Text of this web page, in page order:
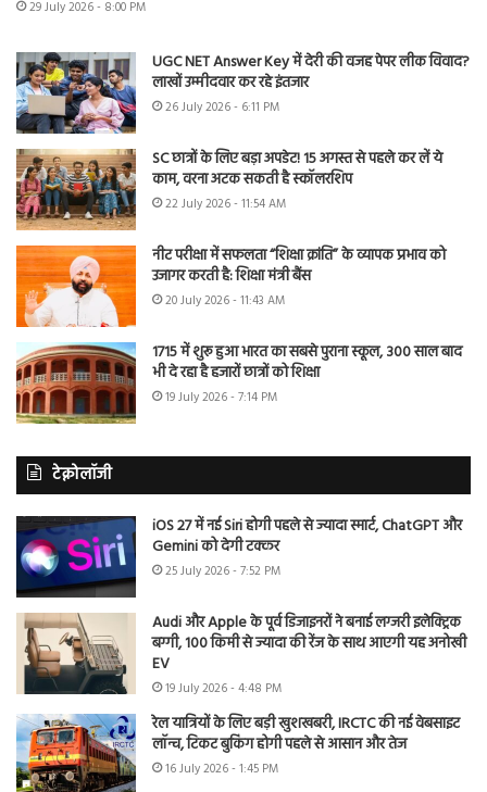
29 July 2026 - 8:00 PM
UGC NET Answer Key में देरी की वजह पेपर लीक विवाद?
लाखों उम्मीदवार कर रहे इंतजार
26 July 2026 - 6:11 PM
SC छात्रों के लिए बड़ा अपडेट! 15 अगस्त से पहले कर लें ये
काम, वरना अटक सकती है स्कॉलरशिप
22 July 2026 - 11:54 AM
नीट परीक्षा में सफलता “शिक्षा क्रांति” के व्यापक प्रभाव को
उजागर करती है: शिक्षा मंत्री बैंस
20 July 2026 - 11:43 AM
1715 में शुरू हुआ भारत का सबसे पुराना स्कूल, 300 साल बाद
भी दे रहा है हजारों छात्रों को शिक्षा
19 July 2026 - 7:14 PM
टेक्नोलॉजी
iOS 27 में नई Siri होगी पहले से ज्यादा स्मार्ट, ChatGPT और
Gemini को देगी टक्कर
25 July 2026 - 7:52 PM
Audi और Apple के पूर्व डिजाइनरों ने बनाई लग्जरी इलेक्ट्रिक
बग्गी, 100 किमी से ज्यादा की रेंज के साथ आएगी यह अनोखी
EV
19 July 2026 - 4:48 PM
रेल यात्रियों के लिए बड़ी खुशखबरी, IRCTC की नई वेबसाइट
लॉन्च, टिकट बुकिंग होगी पहले से आसान और तेज
16 July 2026 - 1:45 PM